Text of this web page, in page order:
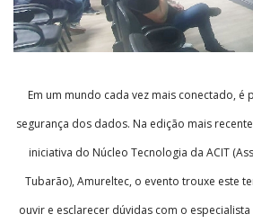
Em um mundo cada vez mais conectado, é
segurança dos dados. Na edição mais
iniciativa do Núcleo Tecnologia da ACIT
Tubarão), Amureltec, o evento trouxe este
ouvir e esclarecer dúvidas com o